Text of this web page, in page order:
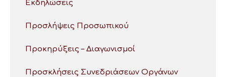
Εκδηλώσεις
Προσλήψεις Προσωπικού
Προκηρύξεις – Διαγωνισμοί
Προσκλήσεις Συνεδριάσεων Οργάνων